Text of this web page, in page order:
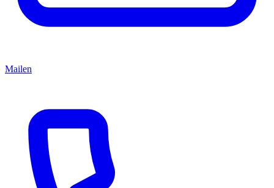
Mailen